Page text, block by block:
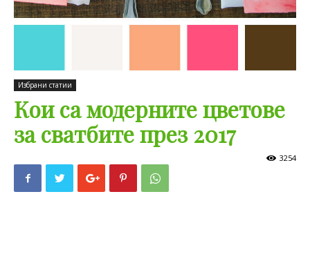
Избрани статии
Кои са модерните цветове
за сватбите през 2017
3254